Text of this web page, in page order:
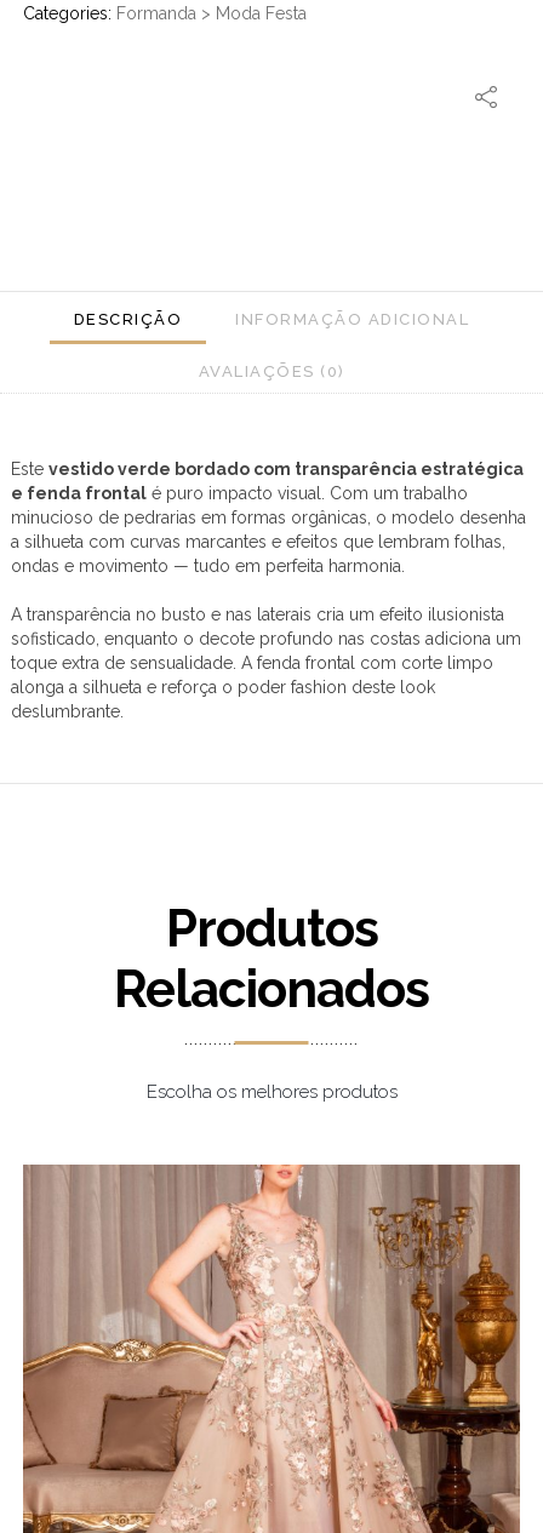
Categories: Formanda > Moda Festa
DESCRIÇÃO INFORMAÇÃO ADICIONAL
AVALIAÇÕES (0)
Este vestido verde bordado com transparência estratégica
e fenda frontalé puro impacto visual. Com um trabalho
minucioso de pedrarias em formas orgânicas, o modelo desenha
a silhueta com curvas marcantes e efeitos que lembram folhas,
ondas e movimento — tudo em perfeita harmonia.
A transparência no busto e nas laterais cria um efeito ilusionista
sofisticado, enquanto o decote profundo nas costas adiciona um
toque extra de sensualidade. A fenda frontal com corte limpo
alonga a silhueta e reforça o poder fashion deste look
deslumbrante.
Produtos
Relacionados
Escolha os melhores produtos